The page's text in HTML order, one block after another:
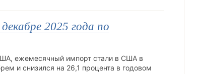
2025 года по
ежемесячный импорт стали в США в
и снизился на 26,1 процента в годовом